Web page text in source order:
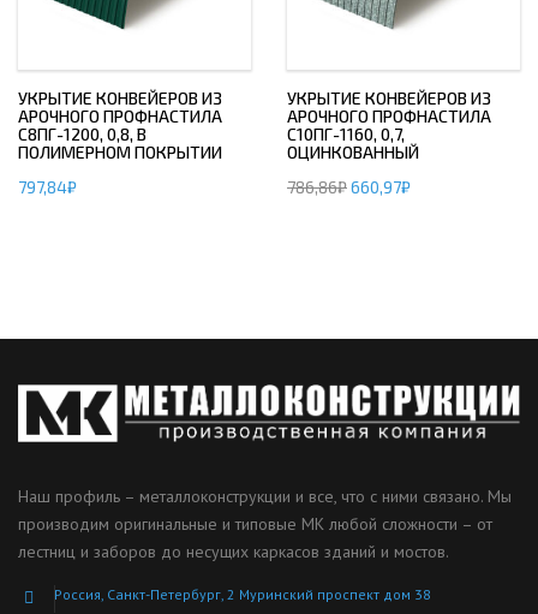
УКРЫТИЕ КОНВЕЙЕРОВ ИЗ
АРОЧНОГО ПРОФНАСТИЛА
С8ПГ-1200, 0,8, В
ПОЛИМЕРНОМ ПОКРЫТИИ
797,84₽
УКРЫТИЕ КОНВЕЙЕРОВ ИЗ
АРОЧНОГО ПРОФНАСТИЛА
С10ПГ-1160, 0,7,
ОЦИНКОВАННЫЙ
786,86₽660,97₽
Наш профиль – металлоконструкции и все, что с ними связано. Мы
производим оригинальные и типовые МК любой сложности – от
лестниц и заборов до несущих каркасов зданий и мостов.
Россия, Санкт-Петербург, 2 Муринский проспект дом 38